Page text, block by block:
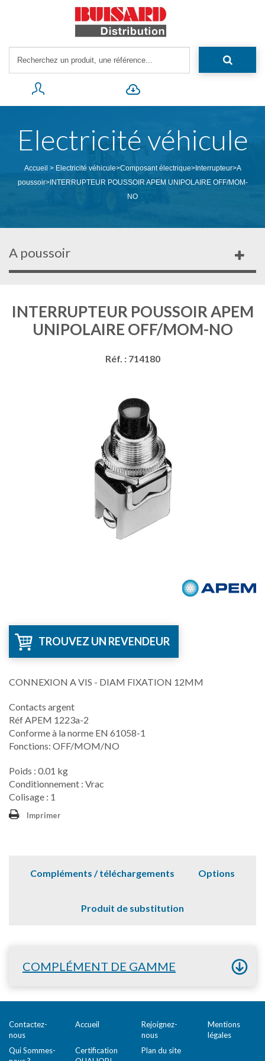
Electricité véhicule
Accueil > Electricité véhicule>Composant électrique>Interrupteur>A
poussoir>INTERRUPTEUR POUSSOIR APEM UNIPOLAIRE OFF/MOM-
NO
A poussoir
INTERRUPTEUR POUSSOIR APEM
UNIPOLAIRE OFF/MOM-NO
Réf. : 714180
TROUVEZ UN REVENDEUR
CONNEXION A VIS - DIAM FIXATION 12MM
Contacts argent
Réf APEM 1223a-2
Conforme à la norme EN 61058-1
Fonctions: OFF/MOM/NO
Poids : 0.01 kg
Conditionnement : Vrac
Colisage : 1
Imprimer
Compléments / téléchargements Options
Produit de substitution
COMPLÉMENT DE GAMME
Contactez-
nous
Accueil
Rejoignez-
nous
Mentions
légales
Qui Sommes-
Certification
Plan du site